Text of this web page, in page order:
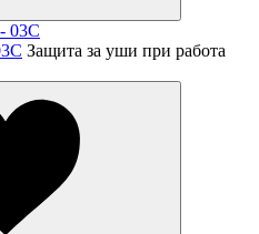
Защита за уши при работа